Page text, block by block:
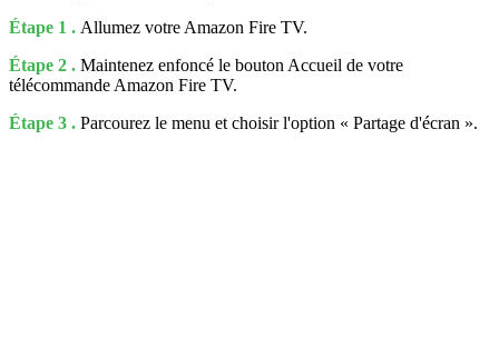
Étape 1 . Allumez votre Amazon Fire TV.
Étape 2 . Maintenez enfoncé le bouton Accueil de votre
télécommande Amazon Fire TV.
Étape 3 . Parcourez le menu et choisir l'option « Partage d'écran ».